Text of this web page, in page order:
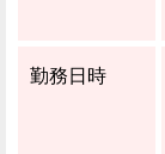
勤務日時